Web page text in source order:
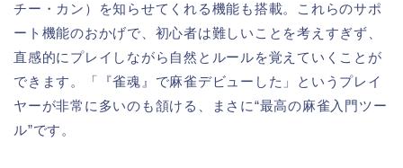
チー・カン）を知らせてくれる機能も搭載。これらのサポ
ート機能のおかげで、初心者は難しいことを考えすぎず、
直感的にプレイしながら自然とルールを覚えていくことが
できます。「『雀魂』で麻雀デビューした」というプレイ
ヤーが非常に多いのも頷ける、まさに“最高の麻雀入門ツー
ル”です。